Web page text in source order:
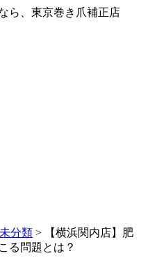
ら、東京巻き爪補正店
未分類 >
【横浜関内店】肥
る問題とは？